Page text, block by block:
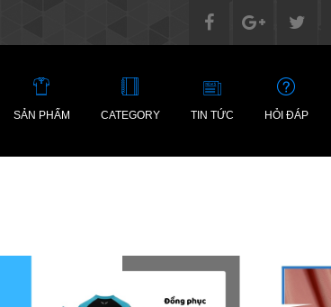
SẢN PHẨM CATEGORY TIN TỨC HỎI ĐÁP